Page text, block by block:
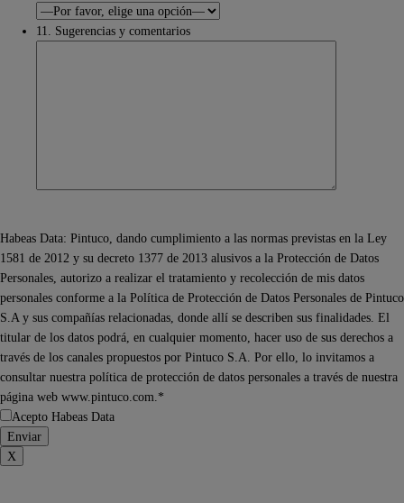
11. Sugerencias y comentarios
Habeas Data: Pintuco, dando cumplimiento a las normas previstas en la Ley
1581 de 2012 y su decreto 1377 de 2013 alusivos a la Protección de Datos
Personales, autorizo a realizar el tratamiento y recolección de mis datos
personales conforme a la Política de Protección de Datos Personales de Pintuco
S.A y sus compañías relacionadas, donde allí se describen sus finalidades. El
titular de los datos podrá, en cualquier momento, hacer uso de sus derechos a
través de los canales propuestos por Pintuco S.A. Por ello, lo invitamos a
consultar nuestra política de protección de datos personales a través de nuestra
página web www.pintuco.com.*
Acepto Habeas Data
X